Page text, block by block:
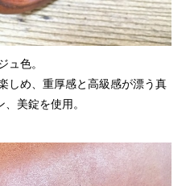
ュ色。
しめ、重厚感と高級感が漂う真
美錠を使用。